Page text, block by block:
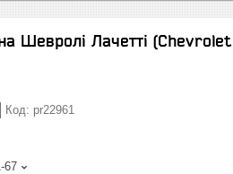
Шевролі Лачетті
Код: pr22961
67